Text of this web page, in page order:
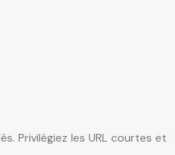
Privilégiez les URL courtes et